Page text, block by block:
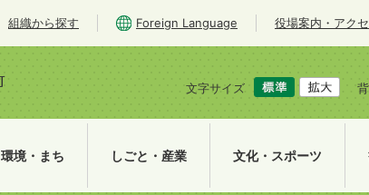
組織から探す Foreign Language 役場案内・アク
文字サイズ
環境・まち しごと・産業 文化・スポーツ